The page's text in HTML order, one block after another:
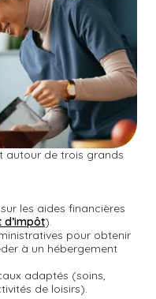
autour de trois grands
les aides financières
d’impôt).
pour obtenir
à un hébergement
adaptés (soins,
de loisirs).